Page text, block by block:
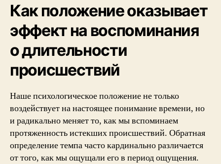
Как положение оказывает
эффект на воспоминания
о длительности
происшествий
Наше психологическое положение не только
воздействует на настоящее понимание времени, но
и радикально меняет то, как мы вспоминаем
протяженность истекших происшествий. Обратная
определение темпа часто кардинально различается
от того, как мы ощущали его в период ощущения.